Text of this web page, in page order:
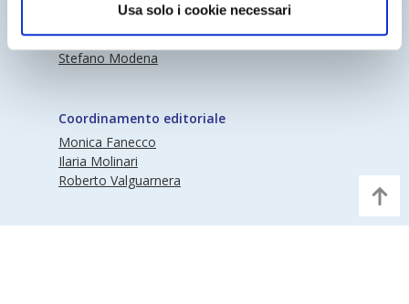
Usa solo i cookie necessari
Direttore responsabile
Stefano Modena
Coordinamento editoriale
Monica Fanecco
Ilaria Molinari
Roberto Valguarnera